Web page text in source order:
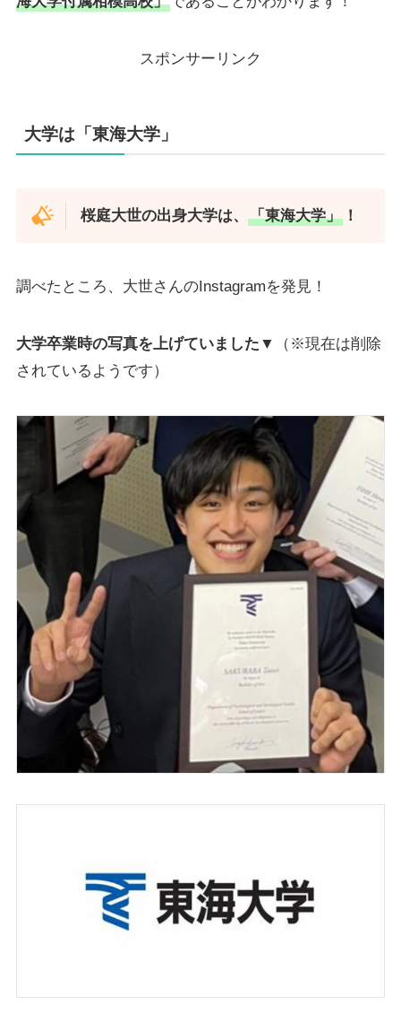
スポンサーリンク
大学は「東海大学」
桜庭大世の出身大学は、「東海大学」 ！
調べたところ、大世さんのInstagramを発見！
大学卒業時の写真を上げていました▼
（※現在は削除
されているようです）